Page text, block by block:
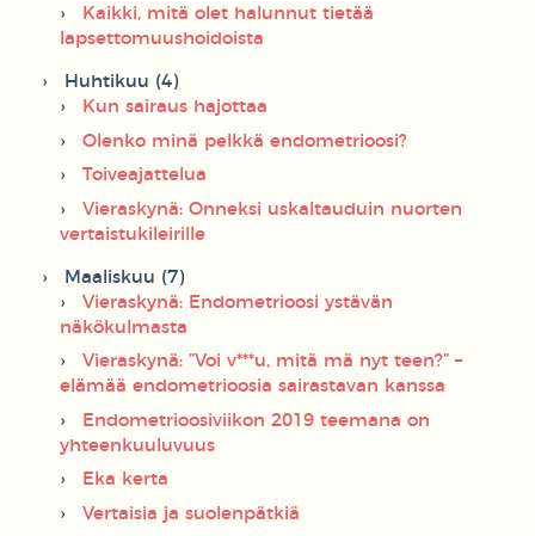
Kaikki, mitä olet halunnut tietää
lapsettomuushoidoista
Huhtikuu (4)
Kun sairaus hajottaa
Olenko minä pelkkä endometrioosi?
Toiveajattelua
Vieraskynä: Onneksi uskaltauduin nuorten
vertaistukileirille
Maaliskuu (7)
Vieraskynä: Endometrioosi ystävän
näkökulmasta
Vieraskynä: ”Voi v***u, mitä mä nyt teen?” –
elämää endometrioosia sairastavan kanssa
Endometrioosiviikon 2019 teemana on
yhteenkuuluvuus
Eka kerta
Vertaisia ja suolenpätkiä